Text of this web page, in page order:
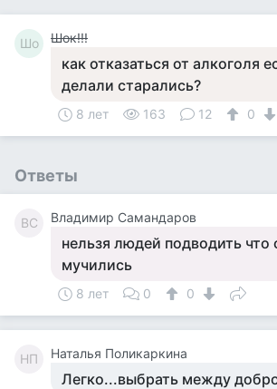
Шо Шок!!!
как отказаться от алкоголя
делали старались?
8 лет 163 12 0
Ответы
ВС Владимир Самандаров
нельзя людей подводить что
мучились
8 лет 0 0
НП Наталья Поликаркина
Легко...выбрать между